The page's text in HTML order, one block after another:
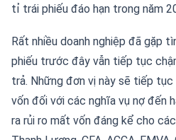
tỉ trái phiếu đáo hạn trong năm
Rất nhiều doanh nghiệp đã gặp
phiếu trước đây vẫn tiếp tục
trả. Những đơn vị này sẽ tiếp
vốn đối với các nghĩa vụ nợ đến
ra rủi ro mất vốn đáng kể cho